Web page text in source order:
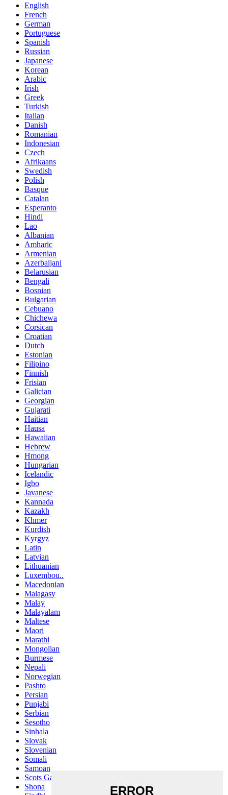
English
French
German
Portuguese
Spanish
Russian
Japanese
Korean
Arabic
Irish
Greek
Turkish
Italian
Danish
Romanian
Indonesian
Czech
Afrikaans
Swedish
Polish
Basque
Catalan
Esperanto
Hindi
Lao
Albanian
Amharic
Armenian
Azerbaijani
Belarusian
Bengali
Bosnian
Bulgarian
Cebuano
Chichewa
Corsican
Croatian
Dutch
Estonian
Filipino
Finnish
Frisian
Galician
Georgian
Gujarati
Haitian
Hausa
Hawaiian
Hebrew
Hmong
Hungarian
Icelandic
Igbo
Javanese
Kannada
Kazakh
Khmer
Kurdish
Kyrgyz
Latin
Latvian
Lithuanian
Luxembou..
Macedonian
Malagasy
Malay
Malayalam
Maltese
Maori
Marathi
Mongolian
Burmese
Nepali
Norwegian
Pashto
Persian
Punjabi
Serbian
Sesotho
Sinhala
Slovak
Slovenian
Somali
Samoan
Scots Gaelic
Shona